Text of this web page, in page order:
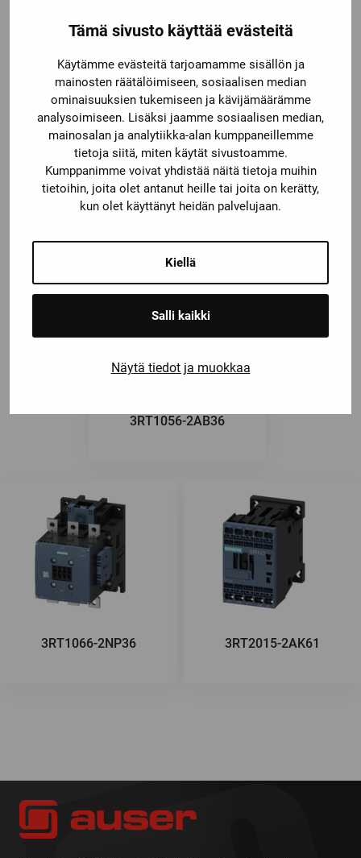
Tämä sivusto käyttää evästeitä
Käytämme evästeitä tarjoamamme sisällön ja
mainosten räätälöimiseen, sosiaalisen median
ominaisuuksien tukemiseen ja kävijämäärämme
analysoimiseen. Lisäksi jaamme sosiaalisen median,
mainosalan ja analytiikka-alan kumppaneillemme
tietoja siitä, miten käytät sivustoamme.
Kumppanimme voivat yhdistää näitä tietoja muihin
tietoihin, joita olet antanut heille tai joita on kerätty,
kun olet käyttänyt heidän palvelujaan.
Kiellä
Salli kaikki
Näytä tiedot ja muokkaa
3RT1054-2AP36
3RT1056-2AB36
3RT1066-2NP36 3RT2015-2AK61